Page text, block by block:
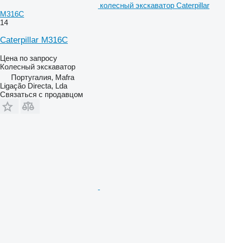
колесный экскаватор Caterpillar
M316C
14
Caterpillar M316C
Цена по запросу
Колесный экскаватор
Португалия, Mafra
Ligação Directa, Lda
Связаться с продавцом